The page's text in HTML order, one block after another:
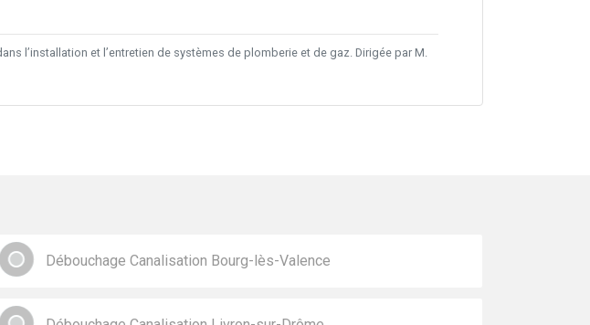
l’installation et l’entretien de systèmes de plomberie et de gaz. Dirigée par M.
Débouchage Canalisation Bourg-lès-Valence